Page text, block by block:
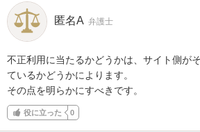
匿名A 弁護士
不正利用に当たるかどうかは、サイト側が
ているかどうかによります。
その点を明らかにすべきです。
役に立った 0